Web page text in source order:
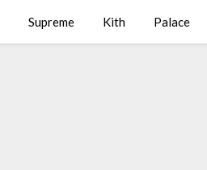
Supreme Kith Palace